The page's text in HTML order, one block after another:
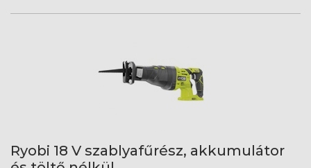
Ryobi 18 V szablyafűrész, akkumulátor